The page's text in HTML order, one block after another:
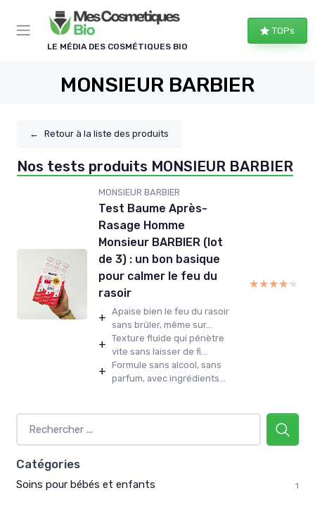
LE MÉDIA DES COSMÉTIQUES BIO
TOPs
MONSIEUR BARBIER
← Retour à la liste des produits
Nos tests produits MONSIEUR BARBIER
MONSIEUR BARBIER
Test Baume Après-
Rasage Homme
Monsieur BARBIER (lot
de 3) : un bon basique
pour calmer le feu du
rasoir
+ Apaise bien le feu du rasoir
sans brûler, même sur...
+ Texture fluide qui pénètre
vite sans laisser de fi...
+ Formule sans alcool, sans
parfum, avec ingrédients...
★★★★★
★★★★★
Catégories
Soins pour bébés et enfants 1
Panneau de gestion des cookies